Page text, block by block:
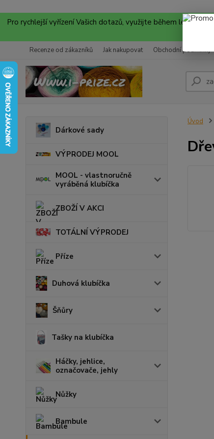
Pro rychlejší vyřízení Vašich dotazů, využijte během letních
Recenze od zákazníků Jak nakupovat Obchodní podmínky
Dárkové sady
VÝPRODEJ MOOL
MOOL - vlastnoručně
vyráběná klubíčka
ZBOŽÍ V AKCI
TOTÁLNÍ VÝPRODEJ
Příze
Duhová klubíčka
Šňůry
Tašky na klubíčka
Háčky, jehlice,
označovače, jehly
Nůžky
Bambule
Úvod